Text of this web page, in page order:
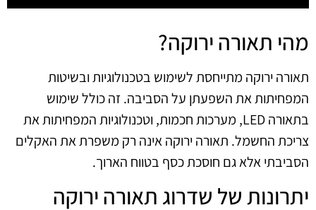
מהי תאורה ירוקה?
תאורה ירוקה מתייחסת לשימוש בטכנולוגיות ובשיטות
המפחיתות את השפעתן על הסביבה. זה כולל שימוש
בתאורה LED, מערכות חכמות, וטכנולוגיות המפחיתות את
צריכת החשמל. תאורה ירוקה אינה רק משפרת את האקלים
הסביבתי אלא גם חוסכת כסף בטווח הארוך.
יתרונות של שדרוג תאורה ירוקה